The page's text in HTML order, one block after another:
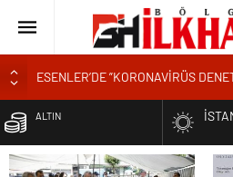
ESENLER’DE ”KORONAVİRÜS
Esenler’de Yaşayan Genç
YOL KENARINDA ”MANGALCILAR
Tatilde Takirdağ’a Tatilci Akını
ALTIN
BIST